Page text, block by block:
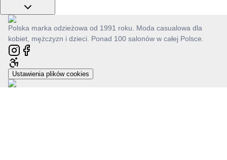
Polska marka odzieżowa od 1991 roku. Moda casualowa dla
kobiet, mężczyzn i dzieci. Ponad 100 salonów w całej Polsce.
Ustawienia plików cookies